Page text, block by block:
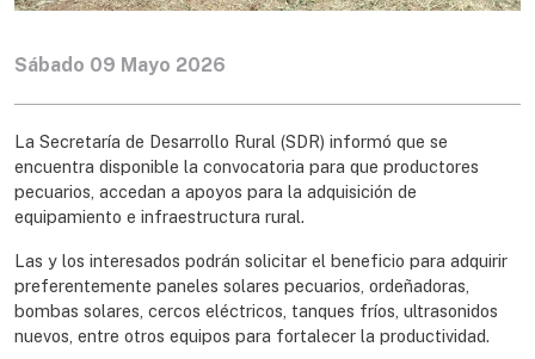
Sábado 09 Mayo 2026
La Secretaría de Desarrollo Rural (SDR) informó que se
encuentra disponible la convocatoria para que productores
pecuarios, accedan a apoyos para la adquisición de
equipamiento e infraestructura rural.
Las y los interesados podrán solicitar el beneficio para adquirir
preferentemente paneles solares pecuarios, ordeñadoras,
bombas solares, cercos eléctricos, tanques fríos, ultrasonidos
nuevos, entre otros equipos para fortalecer la productividad.